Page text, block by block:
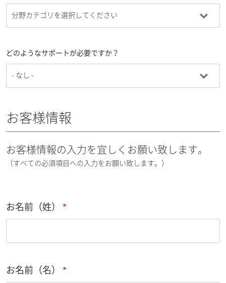
どのようなサポートが必要ですか？
お客様情報
お客様情報の入力を宜しくお願い致します。
（すべての必須項目への入力をお願い致します。）
お名前（姓）
お名前（名）